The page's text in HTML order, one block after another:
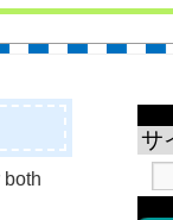
both
サ